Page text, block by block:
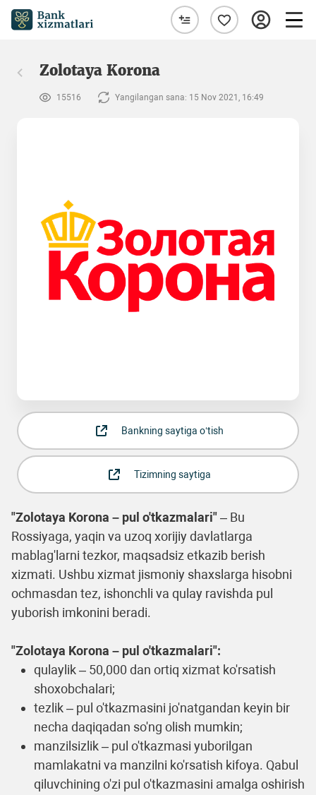
Zolotaya Korona
15516 Yangilangan sana: 15 Nov 2021, 16:49
Bankning saytiga o‘tish
Tizimning saytiga
"Zolotaya Korona – pul o'tkazmalari"– Bu
Rossiyaga, yaqin va uzoq xorijiy davlatlarga
mablag'larni tezkor, maqsadsiz etkazib berish
xizmati. Ushbu xizmat jismoniy shaxslarga hisobni
ochmasdan tez, ishonchli va qulay ravishda pul
yuborish imkonini beradi.
"Zolotaya Korona – pul o'tkazmalari":
qulaylik – 50,000 dan ortiq xizmat ko'rsatish
shoxobchalari;
tezlik – pul o'tkazmasini jo'natgandan keyin bir
necha daqiqadan so'ng olish mumkin;
manzilsizlik – pul o'tkazmasi yuborilgan
mamlakatni va manzilni ko'rsatish kifoya. Qabul
qiluvchining o'zi pul o'tkazmasini amalga oshirish